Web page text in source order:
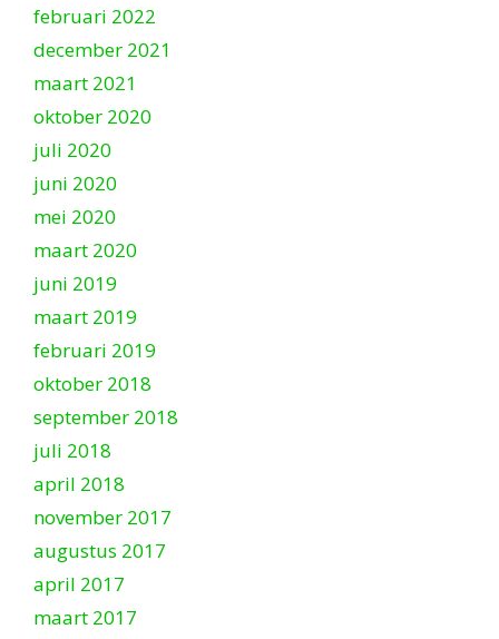
februari 2022
december 2021
maart 2021
oktober 2020
juli 2020
juni 2020
mei 2020
maart 2020
juni 2019
maart 2019
februari 2019
oktober 2018
september 2018
juli 2018
april 2018
november 2017
augustus 2017
april 2017
maart 2017